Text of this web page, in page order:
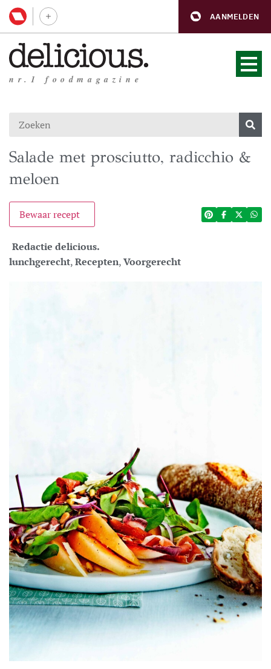
AANMELDEN
nr.1 foodmagazine
Salade met prosciutto, radicchio &
meloen
Bewaar recept
Redactie delicious.
lunchgerecht,Recepten,Voorgerecht